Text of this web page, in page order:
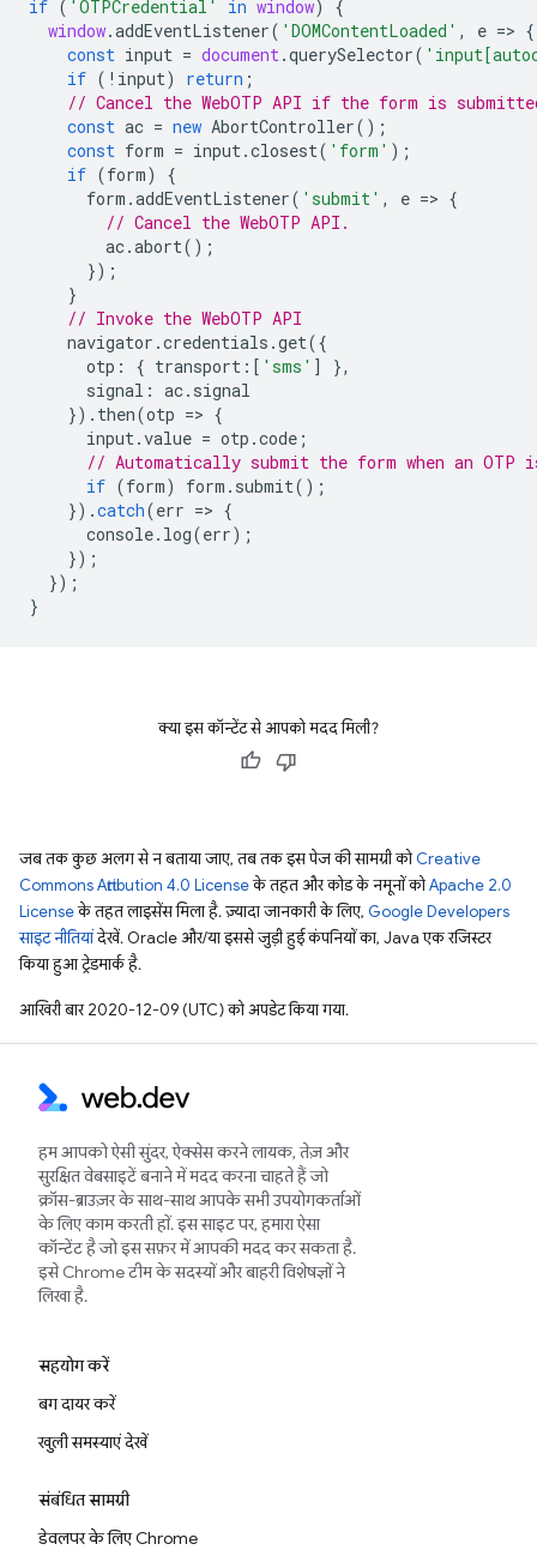
if ( 'OTPCredential' in window)
{
window.addEventListener( 'DOMContentLoaded' , e => {
const input = document.querySelector(
if ( ! input) return ;
// Cancel the WebOTP API if the form is
const ac = new AbortController();
const form = input.closest( 'form' );
if (form)
{
form .addEventListener( 'submit' , e => {
// Cancel the WebOTP API.
ac.abort();
});
}
// Invoke the WebOTP API
navigator .credentials .get({
otp : { transport : [ 'sms' ]
},
signal : ac. signal
}). then(otp => {
input.value = otp .code ;
// Automatically submit the form when an OTP
if (form) form . submit();
}).catch(err => {
console. log(err);
});
});
}
क्या इस कॉन्टेंट से आपको मदद मिली?
जब तक कुछ अलग से न बताया जाए, तब तक इस पेज की सामग्री कोCreative
Commons Attribution 4.0 Licenseके तहत और कोड के नमूनों कोApache 2.0
Licenseके तहत लाइसेंस मिला है. ज़्यादा जानकारी के लिए, Google Developers
साइट नीतियांदेखें. Oracle और/या इससे जुड़ी हुई कंपनियों का, Java एक रजिस्टर
किया हुआ ट्रेडमार्क है.
आखिरी बार 2020-12-09 (UTC) को अपडेट किया गया.
हम आपको ऐसी सुंदर, ऐक्सेस करने लायक, तेज़ और
सुरक्षित वेबसाइटें बनाने में मदद करना चाहते हैं जो
क्रॉस-ब्राउज़र के साथ-साथ आपके सभी उपयोगकर्ताओं
के लिए काम करती हों. इस साइट पर, हमारा ऐसा
कॉन्टेंट है जो इस सफ़र में आपकी मदद कर सकता है.
इसे Chrome टीम के सदस्यों और बाहरी विशेषज्ञों ने
लिखा है.
सहयोग करें
बग दायर करें
खुली समस्याएं देखें
संबंधित सामग्री
डेवलपर के लिए Chrome